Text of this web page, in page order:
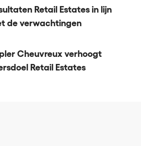
Retail Estates in lijn
de verwachtingen
Cheuvreux verhoogt
Retail Estates